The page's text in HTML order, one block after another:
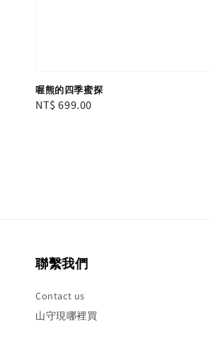
喔熊的四季蜜探
Regular
NT$ 699.00
聯繫我們
Contact us
山守現哪裡買